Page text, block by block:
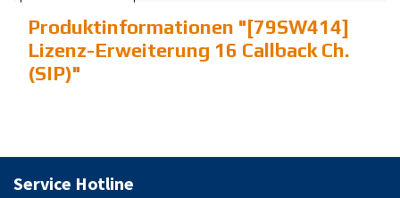
Produktinformationen "[79SW414]
Lizenz-Erweiterung 16 Callback Ch.
(SIP)"
Service Hotline